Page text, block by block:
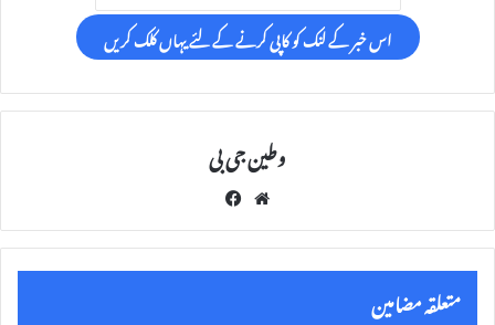
اس خبر کے لنک کو کاپی کرنے کے لئے یہاں کلک کریں
وطین جی بی
We
bsi
te
eb
oo
k
متعلقہ مضامین